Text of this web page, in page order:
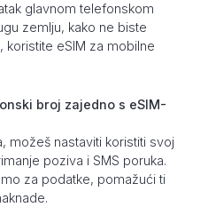
glavnom telefonskom
zemlju, kako ne biste
koristite eSIM za mobilne
broj zajedno s eSIM-
možeš nastaviti koristiti svoj
poziva i SMS poruka.
za podatke, pomažući ti